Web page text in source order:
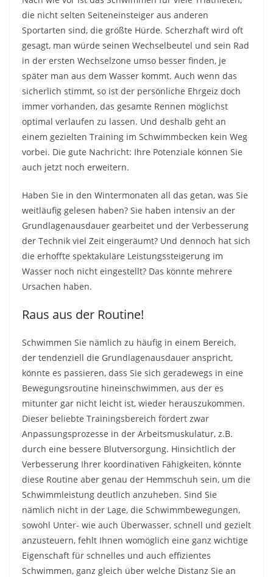
die nicht selten Seiteneinsteiger aus anderen
Sportarten sind, die größte Hürde. Scherzhaft wird oft
gesagt, man würde seinen Wechselbeutel und sein Rad
in der ersten Wechselzone umso besser finden, je
später man aus dem Wasser kommt. Auch wenn das
sicherlich stimmt, so ist der persönliche Ehrgeiz doch
immer vorhanden, das gesamte Rennen möglichst
optimal verlaufen zu lassen. Und deshalb geht an
einem gezielten Training im Schwimmbecken kein Weg
vorbei. Die gute Nachricht: Ihre Potenziale können Sie
auch jetzt noch erweitern.
Haben Sie in den Wintermonaten all das getan, was Sie
weitläufig gelesen haben? Sie haben intensiv an der
Grundlagenausdauer gearbeitet und der Verbesserung
der Technik viel Zeit eingeräumt? Und dennoch hat sich
die erhoffte spektakuläre Leistungssteigerung im
Wasser noch nicht eingestellt? Das könnte mehrere
Ursachen haben.
Raus aus der Routine!
Schwimmen Sie nämlich zu häufig in einem Bereich,
der tendenziell die Grundlagenausdauer anspricht,
könnte es passieren, dass Sie sich geradewegs in eine
Bewegungsroutine hineinschwimmen, aus der es
mitunter gar nicht leicht ist, wieder herauszukommen.
Dieser beliebte Trainingsbereich fördert zwar
Anpassungsprozesse in der Arbeitsmuskulatur, z.B.
durch eine bessere Blutversorgung. Hinsichtlich der
Verbesserung Ihrer koordinativen Fähigkeiten, könnte
diese Routine aber genau der Hemmschuh sein, um die
Schwimmleistung deutlich anzuheben. Sind Sie
nämlich nicht in der Lage, die Schwimmbewegungen,
sowohl Unter- wie auch Überwasser, schnell und gezielt
anzusteuern, fehlt Ihnen womöglich eine ganz wichtige
Eigenschaft für schnelles und auch effizientes
Schwimmen, ganz gleich über welche Distanz Sie an